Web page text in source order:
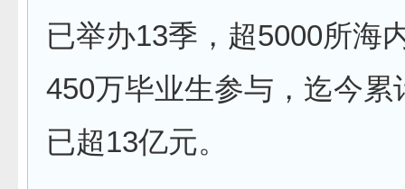
已举办13季，超5000所海
450万毕业生参与，迄今累
已超13亿元。